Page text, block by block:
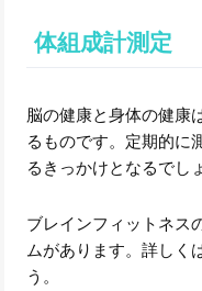
体組成計測定
脳の健康と身体の健康
るものです。定期的に
るきっかけとなるでし
ブレインフィットネス
ムがあります。詳しく
う。